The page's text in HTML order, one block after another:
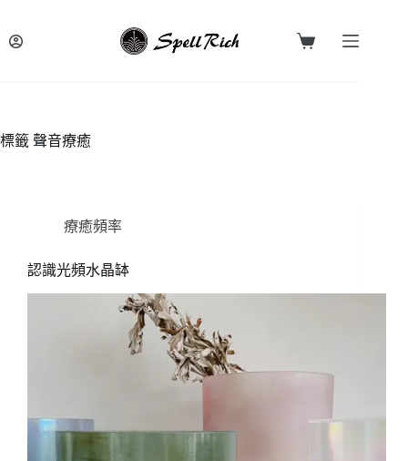
至
購
標籤 聲音療癒
療癒頻率
認識光頻水晶缽